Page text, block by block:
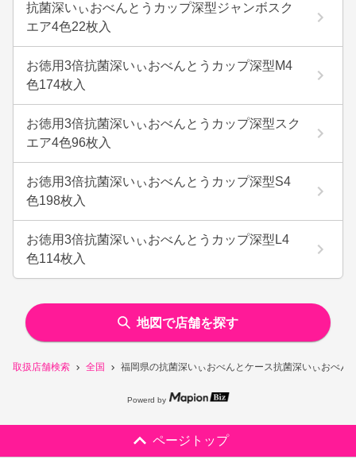
取扱店舗検索 全国 福岡県の抗菌深いぃおべんとケース抗菌深いぃおべ
抗菌深いぃおべんとうカップ深型ジャンボスク
エア4色22枚入
お徳用3倍抗菌深いぃおべんとうカップ深型M4
色174枚入
お徳用3倍抗菌深いぃおべんとうカップ深型スク
エア4色96枚入
お徳用3倍抗菌深いぃおべんとうカップ深型S4
色198枚入
お徳用3倍抗菌深いぃおべんとうカップ深型L4
色114枚入
地図で店舗を探す
Powerd by
ページトップ